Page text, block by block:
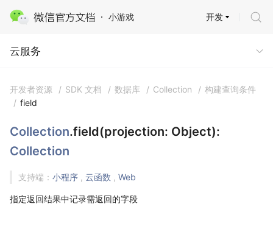
小游戏
云服务 · 云开发
开发
云服务
开发者资源 / SDK 文档 / 数据库 / Collection / 构建查询条件
/ field
Collection.field(projection: Object):
Collection
支持端： 小程序 , 云函数 , Web
指定返回结果中记录需返回的字段